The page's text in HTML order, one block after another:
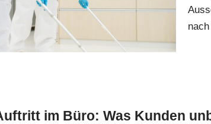
im Büro: Was Kunden